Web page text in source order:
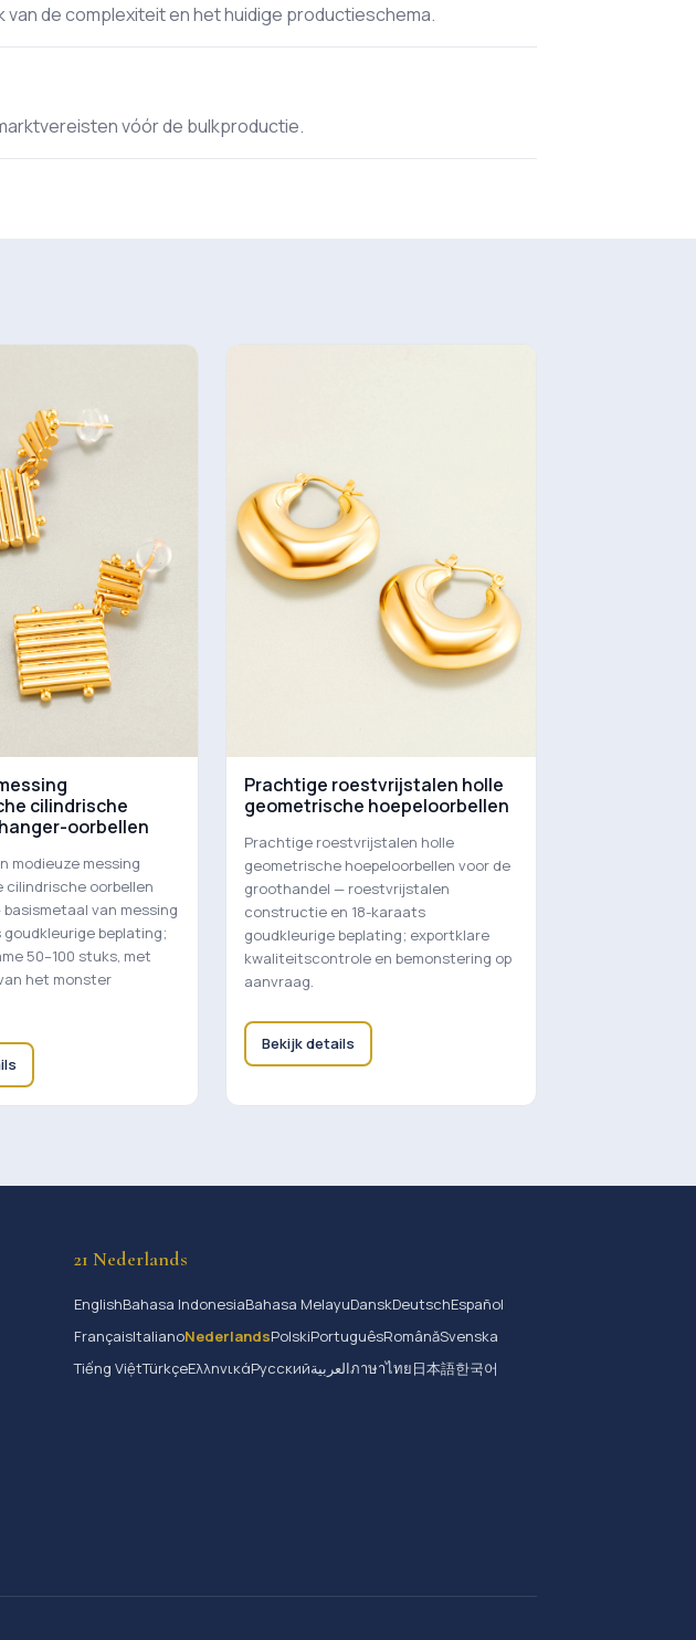
de complexiteit en het huidige productieschema.
vóór de bulkproductie.
cilindrische
oorbellen
modieuze messing
cilindrische oorbellen
van messing
goudkleurige beplating;
50–100 stuks, met
het monster
Prachtige roestvrijstalen holle
geometrische hoepeloorbellen
Prachtige roestvrijstalen holle
geometrische hoepeloorbellen voor de
groothandel — roestvrijstalen
constructie en 18-karaats
goudkleurige beplating; exportklare
kwaliteitscontrole en bemonstering op
aanvraag.
Bekijk details
21 Nederlands
EnglishBahasa IndonesiaBahasa MelayuDanskDeutschEspañol
FrançaisItalianoNederlandsPolskiPortuguêsRomânăSvenska
Tiếng ViệtTürkçeΕλληνικάРусскийالعربيةภาษาไทย日本語한국어